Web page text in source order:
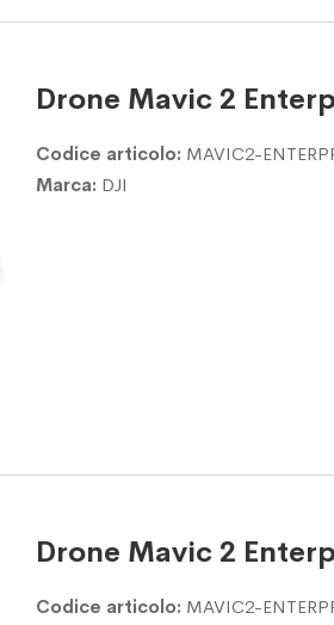
Drone Mavic 2
Codice articolo: MAVIC2-
Marca: DJI
Drone Mavic 2
Codice articolo: MAVIC2-